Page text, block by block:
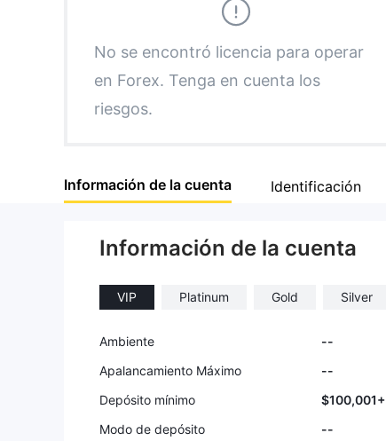
5
6
7
8
9
9
No se encontró licencia para operar
en Forex. Tenga en cuenta los
riesgos.
Información de la cuenta Identificación
Información de la cuenta
VIP Platinum Gold Silver
Ambiente --
Apalancamiento Máximo
--
Depósito mínimo
$100,001+
Modo de depósito
--